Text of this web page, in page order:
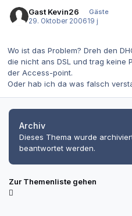
Gast Kevin26
Gäste
29. Oktober 200619 j
Wo ist das Problem? Dreh den
die nicht ans DSL und trag keine
der Access-point.
Oder hab ich da was falsch
Archiv
Dieses Thema wurde
beantwortet werden.
Zur Themenliste gehen